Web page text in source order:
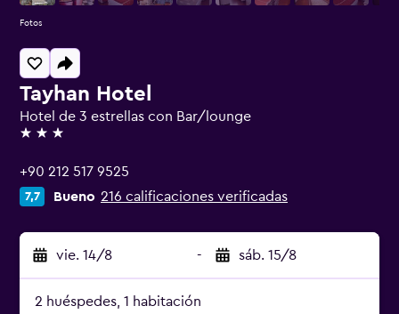
Tayhan Hotel
Hotel de 3 estrellas con Bar/lounge
3 estrellas
+90 212 517 9525
7,7 Bueno 216 calificaciones verificadas
vie. 14/8 - sáb. 15/8
2 huéspedes, 1 habitación
Fotos